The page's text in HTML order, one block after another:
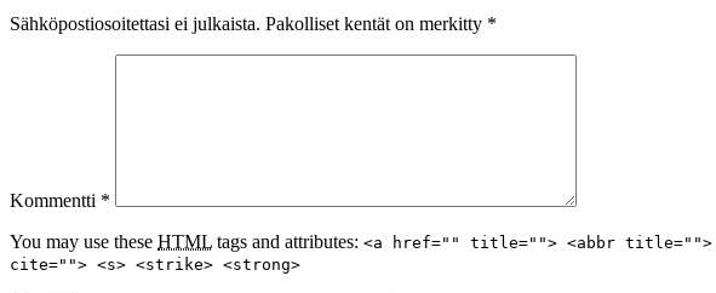
Sähköpostiosoitettasi ei julkaista. Pakolliset kentät on merkitty *
Kommentti *
You may use these HTML tags and attributes: <a href="" title=""> <abbr title="">
cite=""> <s> <strike> <strong>